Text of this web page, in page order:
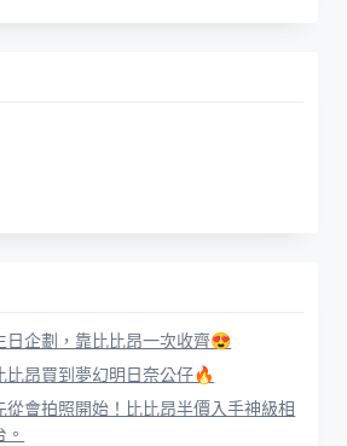
日企劃，靠比比昂一次收齊😍
比昂買到夢幻明日奈公仔🔥
會拍照開始！比比昂半價入手神級相